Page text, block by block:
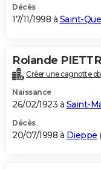
Décès
17/11/1998 à Saint-
Rolande
Créer une cagnotte
Naissance
26/02/1923 à Saint-
Décès
20/07/1998 à Dieppe